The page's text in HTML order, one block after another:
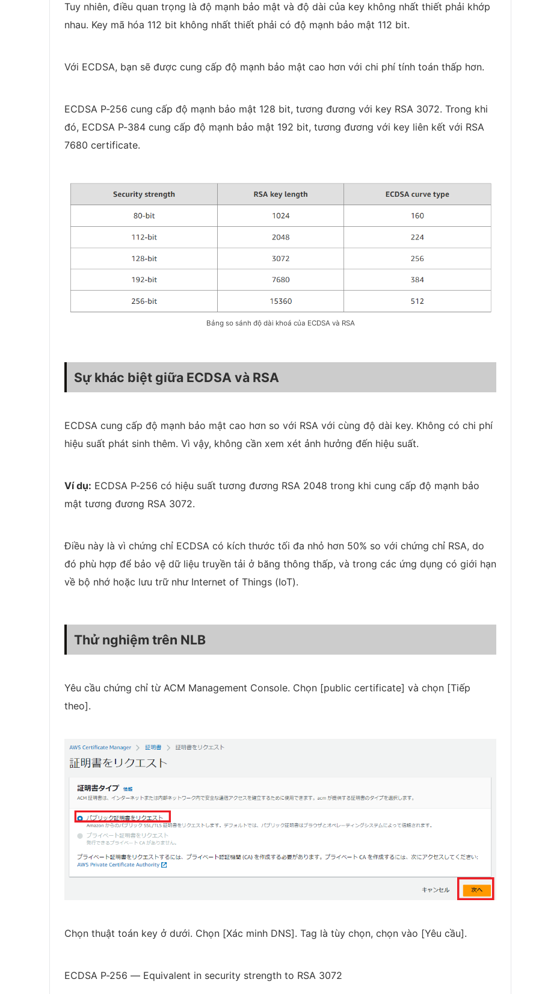
Tuy nhiên, điều quan trọng là độ mạnh bảo mật và độ dài của key không nhất thiết phải khớp
nhau. Key mã hóa 112 bit không nhất thiết phải có độ mạnh bảo mật 112 bit.
Với ECDSA, bạn sẽ được cung cấp độ mạnh bảo mật cao hơn với chi phí tính toán thấp hơn.
ECDSA P-256 cung cấp độ mạnh bảo mật 128 bit, tương đương với key RSA 3072. Trong khi
đó, ECDSA P-384 cung cấp độ mạnh bảo mật 192 bit, tương đương với key liên kết với RSA
7680 certificate.
Bảng so sánh độ dài khoá của ECDSA và RSA
Sự khác biệt giữa ECDSA và RSA
ECDSA cung cấp độ mạnh bảo mật cao hơn so với RSA với cùng độ dài key. Không có chi phí
hiệu suất phát sinh thêm. Vì vậy, không cần xem xét ảnh hưởng đến hiệu suất.
Ví dụ: ECDSA P-256 có hiệu suất tương đương RSA 2048 trong khi cung cấp độ mạnh bảo
mật tương đương RSA 3072.
Điều này là vì chứng chỉ ECDSA có kích thước tối đa nhỏ hơn 50% so với chứng chỉ RSA, do
đó phù hợp để bảo vệ dữ liệu truyền tải ở băng thông thấp, và trong các ứng dụng có giới hạn
về bộ nhớ hoặc lưu trữ như Internet of Things (IoT).
Thử nghiệm trên NLB
Yêu cầu chứng chỉ từ ACM Management Console. Chọn [public certificate] và chọn [Tiếp
theo].
Chọn thuật toán key ở dưới. Chọn [Xác minh DNS]. Tag là tùy chọn, chọn vào [Yêu cầu].
ECDSA P-256 — Equivalent in security strength to RSA 3072